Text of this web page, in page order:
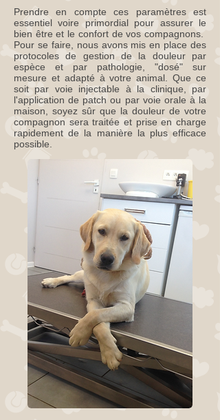
Prendre en compte ces paramètres est
essentiel voire primordial pour assurer le
bien être et le confort de vos compagnons.
Pour se faire, nous avons mis en place des
protocoles de gestion de la douleur par
espèce et par pathologie, "dosé" sur
mesure et adapté à votre animal. Que ce
soit par voie injectable à la clinique, par
l'application de patch ou par voie orale à la
maison, soyez sûr que la douleur de votre
compagnon sera traitée et prise en charge
rapidement de la manière la plus efficace
possible.